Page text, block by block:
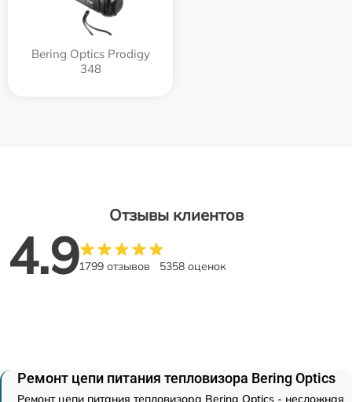
Bering Optics Prodigy
348
Отзывы клиентов
4.91799 отзывов 5358 оценок
Ремонт цепи питания тепловизора Bering Optics
Ремонт цепи питания тепловизора Bering Optics - несложная